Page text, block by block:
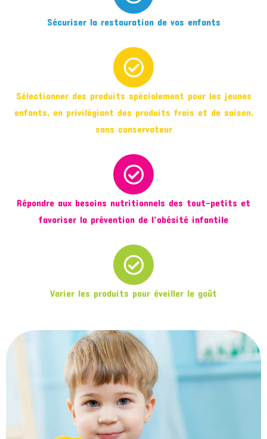
Sécuriser la restauration de vos enfants
Sélectionner des produits spécialement pour les jeunes
enfants, en privilégiant des produits frais et de saison,
sans conservateur
Répondre aux besoins nutritionnels des tout-petits et
favoriser la prévention de l’obésité infantile
Varier les produits pour éveiller le goût